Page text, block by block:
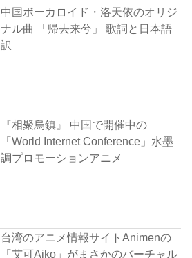
中国ボーカロイド・洛天依のオリジ
ナル曲 「帰去来兮」 歌詞と日本語
訳
『相聚烏鎮』 中国で開催中の
「World Internet Conference」水墨
調プロモーションアニメ
台湾のアニメ情報サイトAnimenの
「艾可Aiko」がまさかのバーチャル